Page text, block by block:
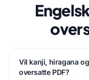
Vil kanji, hiragana
oversatte PDF?